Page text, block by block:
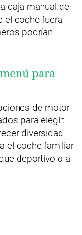
caja manual de
el coche fuera
podrían
para
de motor
para elegir:
diversidad
el coche familiar
deportivo o a